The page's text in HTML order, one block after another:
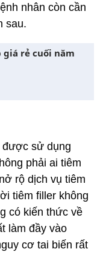
nhân còn cần
sau.
giá rẻ cuối năm
được sử dụng
phải ai tiêm
rộ dịch vụ tiêm
tiêm filler không
có kiến thức về
làm đầy vào
cơ tai biến rất